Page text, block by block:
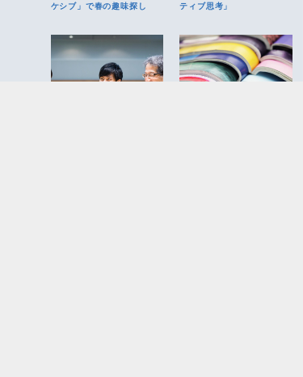
ケシブ」で春の趣味探し
ティブ思考」